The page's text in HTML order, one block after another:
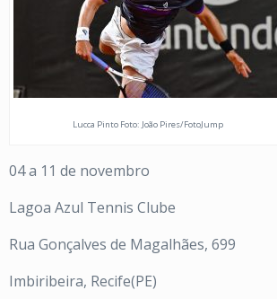
Lucca Pinto Foto: João Pires/FotoJump
04 a 11 de novembro
Lagoa Azul Tennis Clube
Rua Gonçalves de Magalhães, 699
Imbiribeira, Recife(PE)